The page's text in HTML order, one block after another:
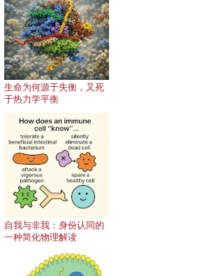
生命为何源于失衡，又死
于热力学平衡
自我与非我：身份认同的
一种简化物理解读